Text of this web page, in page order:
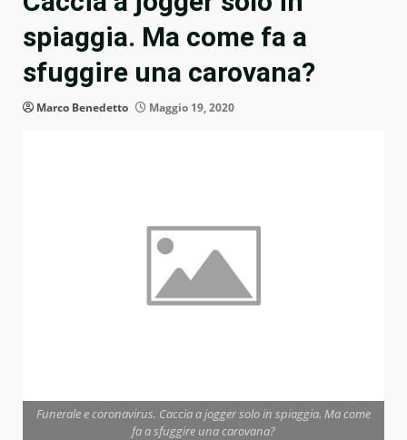
spiaggia. Ma come fa a
sfuggire una carovana?
Marco Benedetto Maggio 19, 2020
Funerale e coronavirus. Caccia a jogger solo in spiaggia. Ma come
fa a sfuggire una carovana?